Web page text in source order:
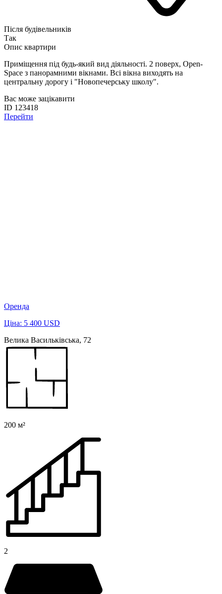
Після будівельників
Так
Опис квартири
Приміщення під будь-який вид діяльності. 2 поверх, Open-
Space з панорамними вікнами. Всі вікна виходять на
центральну дорогу і "Новопечерську школу".
Вас може зацікавити
ID 123418
Перейти
Оренда
Ціна: 5 400 USD
Велика Васильківська, 72
200 м²
2